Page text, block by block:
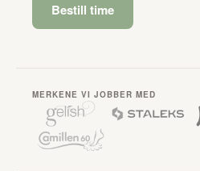
Bestill time
MERKENE VI JOBBER MED